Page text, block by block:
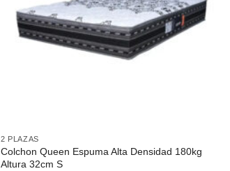
2 PLAZAS
Colchon Queen Espuma Alta Densidad 180kg
Altura 32cm S